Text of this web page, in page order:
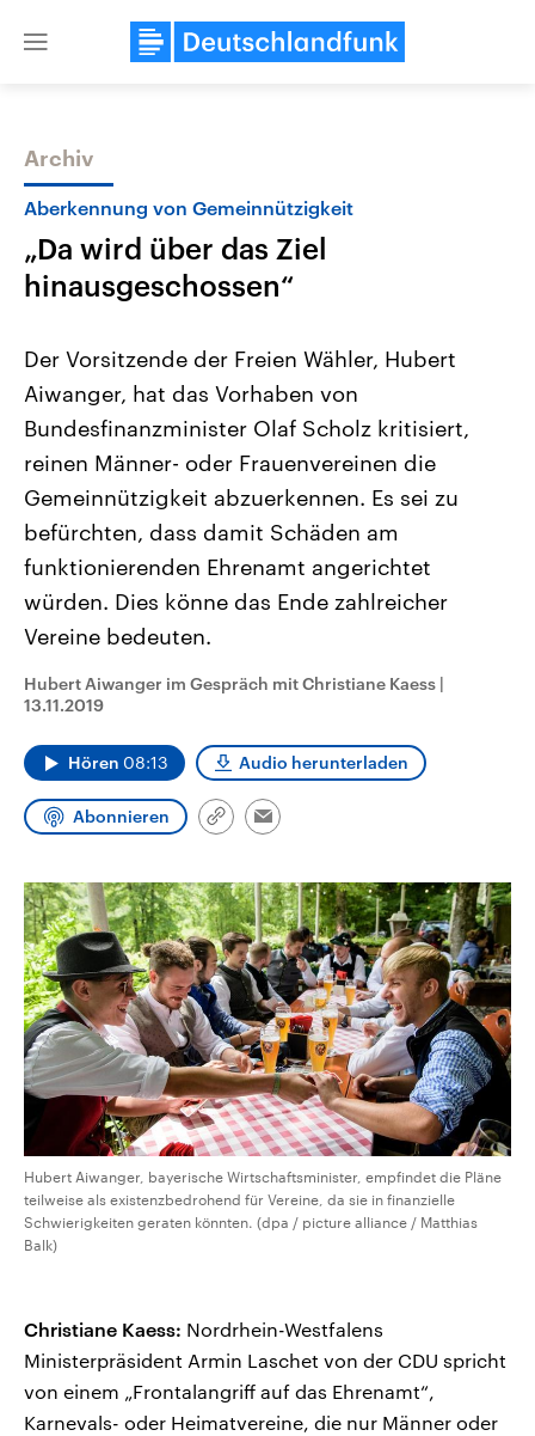
Close
Themen
Landtagswahl Sachsen-Anhalt
2026
Alle Informationen
Sachsen-Anhalt wählt am 6.
September 2026 einen neuen
Landtag. Seit 2021 wird das
Bundesland von einer Koalition aus
Umfragen, Prognosen,
Wahlprogramme, aktuelle Berichte
und Hintergründe zu den Parteien
und Kandidaten der anstehenden
Wahl.
USA
Aktuelle Beiträge,
Hintergründe
Wirtschaftlich und
gehören die Vereinigten
den mächtigsten Ländern
mit großem Einfluss auf
Sendungen Programm Podcasts
Archiv
Aberkennung von Gemeinnützigkeit
„Da wird über das Ziel
hinausgeschossen“
Der Vorsitzende der Freien Wähler, Hubert
Aiwanger, hat das Vorhaben von
Bundesfinanzminister Olaf Scholz kritisiert,
reinen Männer- oder Frauenvereinen die
Gemeinnützigkeit abzuerkennen. Es sei zu
befürchten, dass damit Schäden am
funktionierenden Ehrenamt angerichtet
würden. Dies könne das Ende zahlreicher
Vereine bedeuten.
Hubert Aiwanger im Gespräch mit Christiane Kaess |
13.11.2019
Hören 08:13 Audio herunterladen
Abonnieren
Link
Email
Hubert Aiwanger, bayerische Wirtschaftsminister, empfindet die Pläne
teilweise als existenzbedrohend für Vereine, da sie in finanzielle
Schwierigkeiten geraten könnten. (dpa / picture alliance / Matthias
Balk)
Christiane Kaess: Nordrhein-Westfalens
Ministerpräsident Armin Laschet von der CDU spricht
von einem „Frontalangriff auf das Ehrenamt“,
Karnevals- oder Heimatvereine, die nur Männer oder